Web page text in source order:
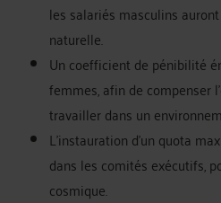
les salariés masculins
naturelle.
Un coefficient de pénibilité
femmes, afin de compenser
travailler dans un
L’instauration d’un quota
dans les comités exécutifs,
cosmique.